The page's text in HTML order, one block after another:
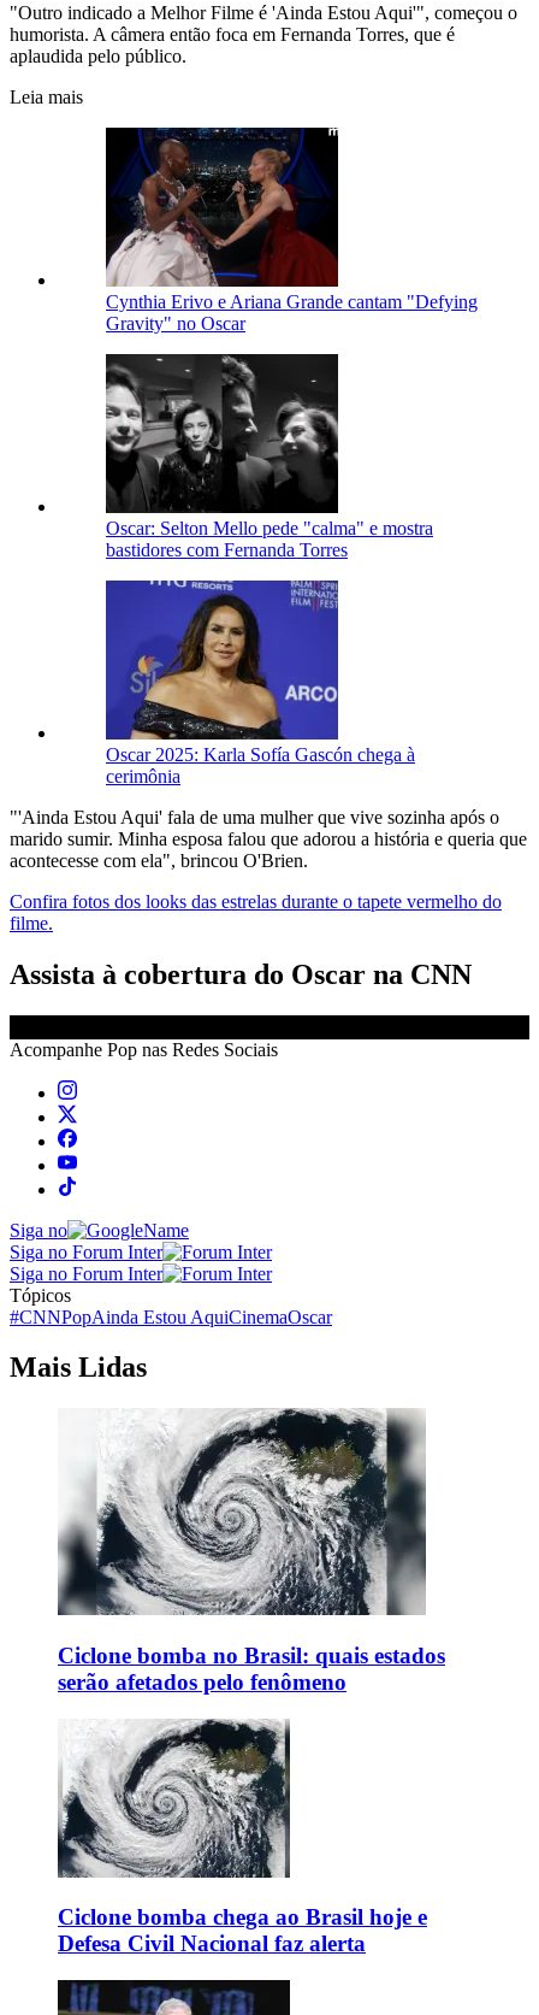
"Outro indicado a Melhor Filme é 'Ainda Estou Aqui'", começou o
humorista. A câmera então foca em Fernanda Torres, que é
aplaudida pelo público.
Leia mais
Cynthia Erivo e Ariana Grande cantam "Defying
Gravity" no Oscar
Oscar: Selton Mello pede "calma" e mostra
bastidores com Fernanda Torres
Oscar 2025: Karla Sofía Gascón chega à
cerimônia
"'Ainda Estou Aqui' fala de uma mulher que vive sozinha após o
marido sumir. Minha esposa falou que adorou a história e queria que
acontecesse com ela", brincou O'Brien.
Confira fotos dos looks das estrelas durante o tapete vermelho do
filme.
Assista à cobertura do Oscar na CNN
Acompanhe Pop nas Redes Sociais
Siga no
Siga no Forum Inter
Siga no Forum Inter
Tópicos
#CNNPopAinda Estou AquiCinemaOscar
Mais Lidas
Ciclone bomba no Brasil: quais estados
serão afetados pelo fenômeno
Ciclone bomba chega ao Brasil hoje e
Defesa Civil Nacional faz alerta